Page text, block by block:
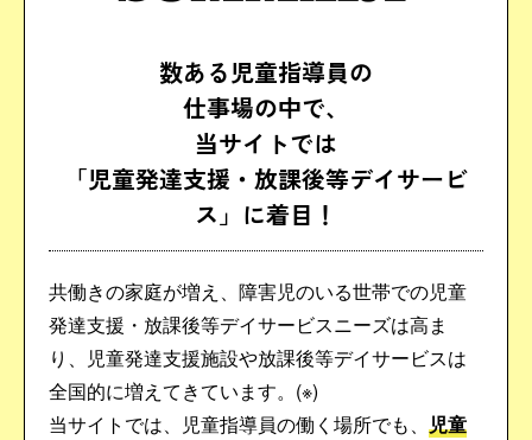
数ある児童指導員の
仕事場の中で、
当サイトでは
「児童発達支援・放課後等デイサービ
ス」に着目！
共働きの家庭が増え、障害児のいる世帯での児童
発達支援・放課後等デイサービスニーズは高ま
り、児童発達支援施設や放課後等デイサービスは
全国的に増えてきています。(※)
当サイトでは、児童指導員の働く場所でも、 児童